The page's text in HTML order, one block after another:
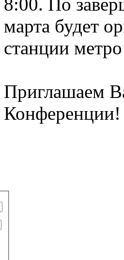
марта будет
станции
Приглашаем
Конференции!